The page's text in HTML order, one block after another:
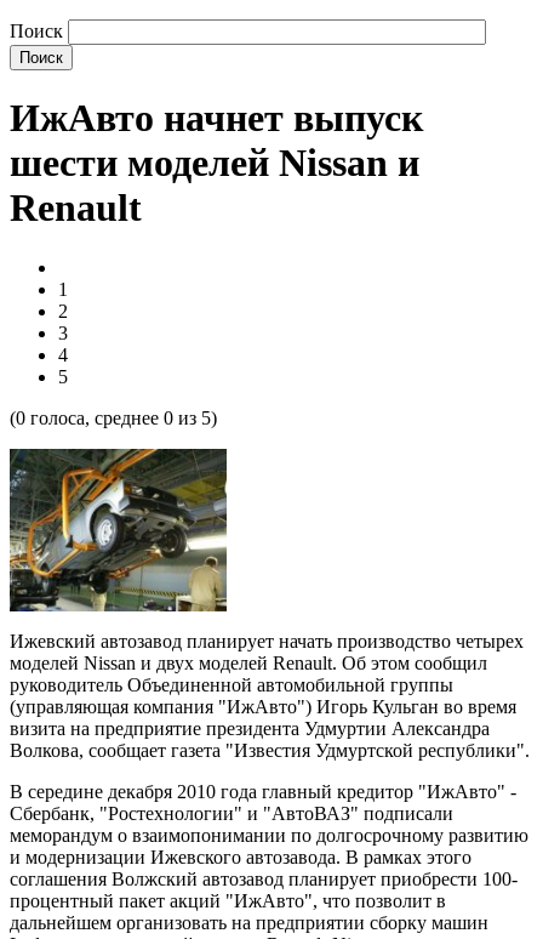
Поиск
ИжАвто начнет выпуск
шести моделей Nissan и
Renault
1
2
3
4
5
(0 голоса, среднее 0 из 5)
Ижевский автозавод планирует начать производство четырех
моделей Nissan и двух моделей Renault. Об этом сообщил
руководитель Объединенной автомобильной группы
(управляющая компания "ИжАвто") Игорь Кульган во время
визита на предприятие президента Удмуртии Александра
Волкова, сообщает газета "Известия Удмуртской республики".
В середине декабря 2010 года главный кредитор "ИжАвто" -
Сбербанк, "Ростехнологии" и "АвтоВАЗ" подписали
меморандум о взаимопонимании по долгосрочному развитию
и модернизации Ижевского автозавода. В рамках этого
соглашения Волжский автозавод планирует приобрести 100-
процентный пакет акций "ИжАвто", что позволит в
дальнейшем организовать на предприятии сборку машин